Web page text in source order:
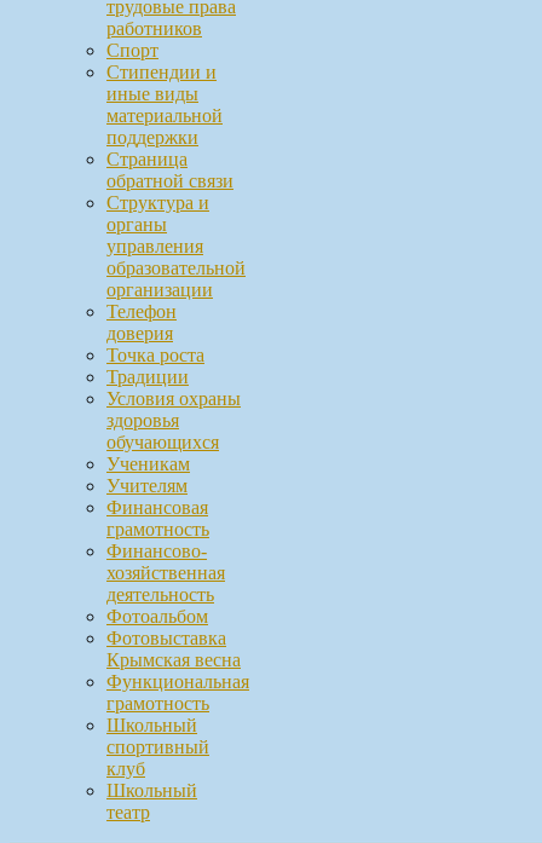
трудовые права
работников
Спорт
Стипендии и
иные виды
материальной
поддержки
Страница
обратной связи
Структура и
органы
управления
образовательной
организации
Телефон
доверия
Точка роста
Традиции
Условия охраны
здоровья
обучающихся
Ученикам
Учителям
Финансовая
грамотность
Финансово-
хозяйственная
деятельность
Фотоальбом
Фотовыставка
Крымская весна
Функциональная
грамотность
Школьный
спортивный
клуб
Школьный
театр